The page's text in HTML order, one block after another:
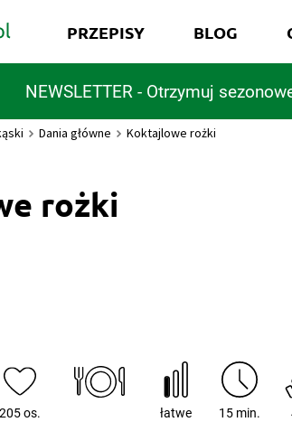
NEWSLETTER - Otrzymuj
PRZEPISY BLOG
Dania główne Koktajlowe rożki
rożki
205 os. łatwe 15 min.